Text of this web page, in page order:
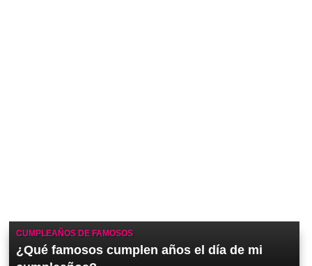
CUMPLEAÑOS DE FAMOSOS
¿Qué famosos cumplen años el día de mi